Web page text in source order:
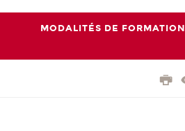
MODALITÉS DE FORMATION